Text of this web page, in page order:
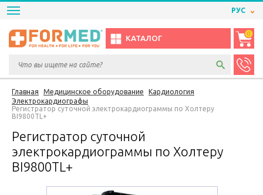
РУС
КАТАЛОГ
0
Главная Медицинское оборудование
Кардиология
Электрокардиографы
Регистратор суточной электрокардиограммы по Холтеру
BI9800TL+
Регистратор суточной
электрокардиограммы по Холтеру
BI9800TL+